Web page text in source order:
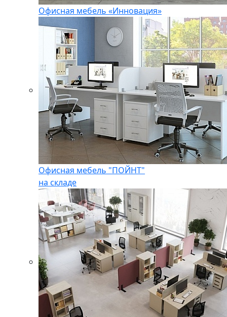
Офисная мебель «Инновация»
Офисная мебель "ПОЙНТ"
на складе